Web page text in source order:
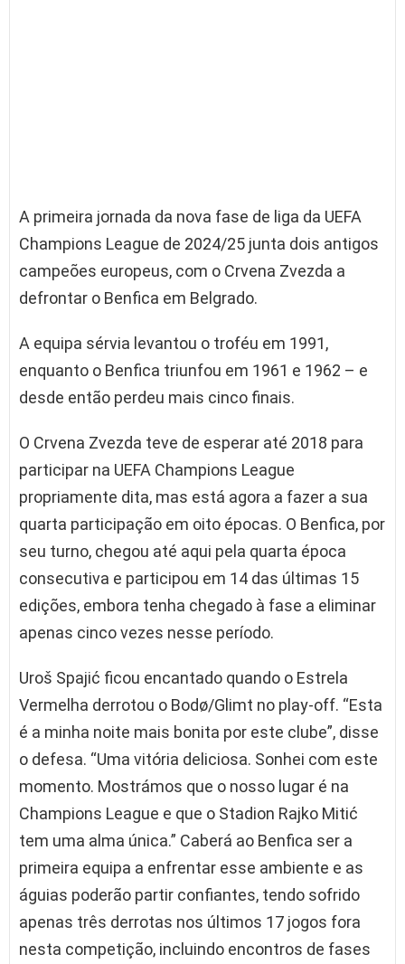
A primeira jornada da nova fase de liga da UEFA
Champions League de 2024/25 junta dois antigos
campeões europeus, com o Crvena Zvezda a
defrontar o Benfica em Belgrado.
A equipa sérvia levantou o troféu em 1991,
enquanto o Benfica triunfou em 1961 e 1962 – e
desde então perdeu mais cinco finais.
O Crvena Zvezda teve de esperar até 2018 para
participar na UEFA Champions League
propriamente dita, mas está agora a fazer a sua
quarta participação em oito épocas. O Benfica, por
seu turno, chegou até aqui pela quarta época
consecutiva e participou em 14 das últimas 15
edições, embora tenha chegado à fase a eliminar
apenas cinco vezes nesse período.
Uroš Spajić ficou encantado quando o Estrela
Vermelha derrotou o Bodø/Glimt no play-off. “Esta
é a minha noite mais bonita por este clube”, disse
o defesa. “Uma vitória deliciosa. Sonhei com este
momento. Mostrámos que o nosso lugar é na
Champions League e que o Stadion Rajko Mitić
tem uma alma única.” Caberá ao Benfica ser a
primeira equipa a enfrentar esse ambiente e as
águias poderão partir confiantes, tendo sofrido
apenas três derrotas nos últimos 17 jogos fora
nesta competição, incluindo encontros de fases